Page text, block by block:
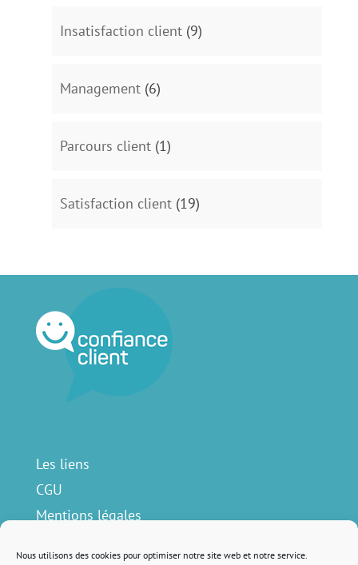
Nous utilisons des cookies pour optimiser notre site web et notre service.
Insatisfaction client(9)
Management(6)
Parcours client(1)
Satisfaction client(19)
Les liens
CGU
Mentions légales